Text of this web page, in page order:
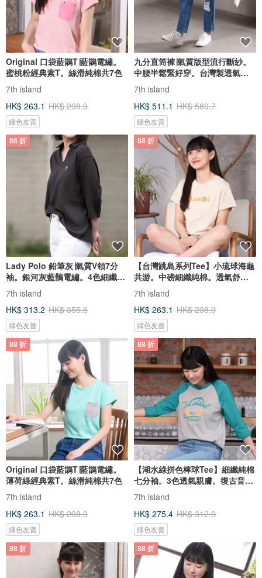
Original 口袋藍鵲T∣藍鵲電繡。
蜜桃粉經典素T。絲滑純棉共7色
7th island
HK$ 263.1 HK$ 298.9
綠色友善
九分直筒褲∣氣質版型流行斷紗。
中腰半鬆緊好穿。台灣製透氣柔
軟
7th island
HK$ 511.1 HK$ 580.7
綠色友善
88 折
Lady Polo 鉛筆灰∣氣質V領7分
袖。銀河灰藍鵲電繡。4色細纖純
棉
7th island
HK$ 313.2 HK$ 355.8
綠色友善
88 折
【台灣跳島系列Tee】小琉球海龜
共游。中磅細纖純棉。透氣舒適
版
7th island
HK$ 263.1 HK$ 298.9
綠色友善
88 折
Original 口袋藍鵲T∣藍鵲電繡。
薄荷綠經典素T。絲滑純棉共7色
7th island
HK$ 263.1 HK$ 298.9
綠色友善
88 折
【湖水綠拼色棒球Tee】細纖純棉
七分袖。3色透氣親膚。復古音樂
風
7th island
HK$ 275.4 HK$ 312.9
綠色友善
88 折 88 折